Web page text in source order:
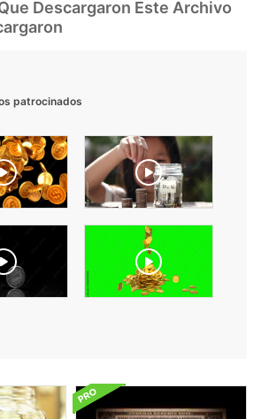
Descargaron Este Archivo
patrocinados